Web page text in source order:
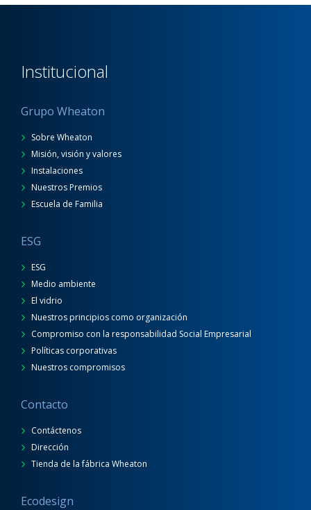
Institucional
Grupo Wheaton
Sobre Wheaton
Misión, visión y valores
Instalaciones
Nuestros Premios
Escuela de Familia
ESG
ESG
Medio ambiente
El vidrio
Nuestros principios como organización
Compromiso con la responsabilidad Social Empresarial
Políticas corporativas
Nuestros compromisos
Contacto
Contáctenos
Dirección
Tienda de la fábrica Wheaton
Ecodesign